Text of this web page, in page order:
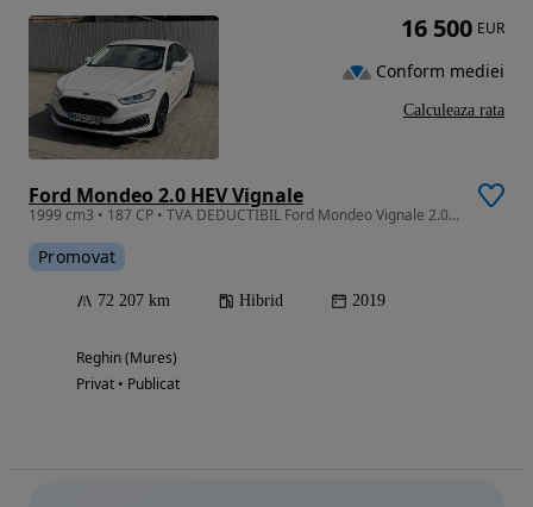
Ford Mondeo 2.0 HEV Vignale
1999 cm3 • 187 CP • TVA DEDUCTIBIL Ford Mondeo Vignale 2.0 Hybrid (FHEV) - 72.200 km
Promovat
72 207 km Hibrid 2019
Reghin (Mures)
Privat • Publicat
16 500 EUR
Conform mediei
Calculeaza rata